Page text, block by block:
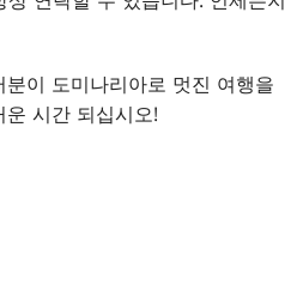
이 도미나리아로 멋진 여행을
시간 되십시오!